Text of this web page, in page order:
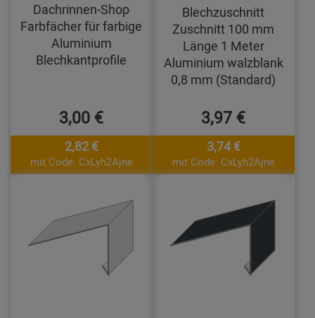
Dachrinnen-Shop
Farbfächer für farbige
Aluminium
Blechkantprofile
3,00 €
2,82 €
mit Code: CxLyh2Ajne
Blechzuschnitt
Zuschnitt 100 mm
Länge 1 Meter
Aluminium walzblank
0,8 mm (Standard)
3,97 €
3,74 €
mit Code: CxLyh2Ajne